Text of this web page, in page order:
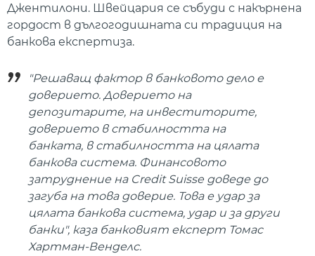
Джентилони. Швейцария се събуди с накърнена
гордост в дългогодишната си традиция на
банкова експертиза.
"Решаващ фактор в банковото дело е
доверието. Доверието на
депозитарите, на инвеститорите,
доверието в стабилността на
банката, в стабилността на цялата
банкова система. Финансовото
затруднение на Credit Suisse доведе до
загуба на това доверие. Това е удар за
цялата банкова система, удар и за други
банки", каза банковият експерт Томас
Хартман-Венделс.